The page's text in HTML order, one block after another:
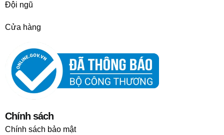
Đội ngũ
Cửa hàng
Chính sách
Chính sách bảo mật